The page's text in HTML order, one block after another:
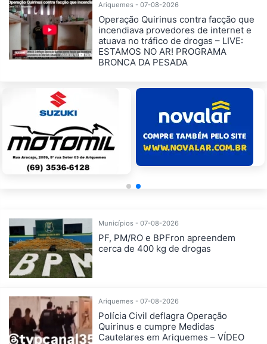
Ariquemes - 07-08-2026
Operação Quirinus contra facção que
incendiava provedores de internet e
atuava no tráfico de drogas – LIVE:
ESTAMOS NO AR! PROGRAMA
BRONCA DA PESADA
Municípios - 07-08-2026
PF, PM/RO e BPFron apreendem
cerca de 400 kg de drogas
Ariquemes - 07-08-2026
Polícia Civil deflagra Operação
Quirinus e cumpre Medidas
Cautelares em Ariquemes – VÍDEO